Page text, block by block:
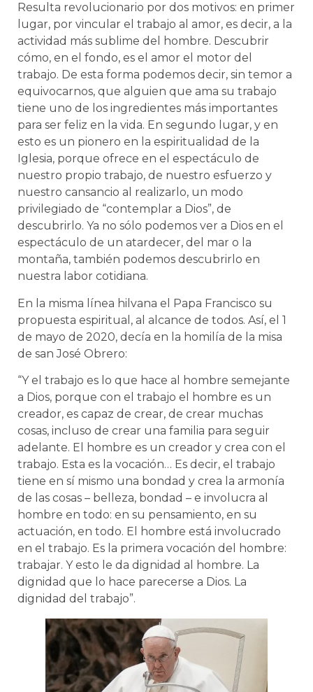
Resulta revolucionario por dos motivos: en primer
lugar, por vincular el trabajo al amor, es decir, a la
actividad más sublime del hombre. Descubrir
cómo, en el fondo, es el amor el motor del
trabajo. De esta forma podemos decir, sin temor a
equivocarnos, que alguien que ama su trabajo
tiene uno de los ingredientes más importantes
para ser feliz en la vida. En segundo lugar, y en
esto es un pionero en la espiritualidad de la
Iglesia, porque ofrece en el espectáculo de
nuestro propio trabajo, de nuestro esfuerzo y
nuestro cansancio al realizarlo, un modo
privilegiado de “contemplar a Dios”, de
descubrirlo. Ya no sólo podemos ver a Dios en el
espectáculo de un atardecer, del mar o la
montaña, también podemos descubrirlo en
nuestra labor cotidiana.
En la misma línea hilvana el Papa Francisco su
propuesta espiritual, al alcance de todos. Así, el 1
de mayo de 2020, decía en la homilía de la misa
de san José Obrero:
“Y el trabajo es lo que hace al hombre semejante
a Dios, porque con el trabajo el hombre es un
creador, es capaz de crear, de crear muchas
cosas, incluso de crear una familia para seguir
adelante. El hombre es un creador y crea con el
trabajo. Esta es la vocación… Es decir, el trabajo
tiene en sí mismo una bondad y crea la armonía
de las cosas – belleza, bondad – e involucra al
hombre en todo: en su pensamiento, en su
actuación, en todo. El hombre está involucrado
en el trabajo. Es la primera vocación del hombre:
trabajar. Y esto le da dignidad al hombre. La
dignidad que lo hace parecerse a Dios. La
dignidad del trabajo”.